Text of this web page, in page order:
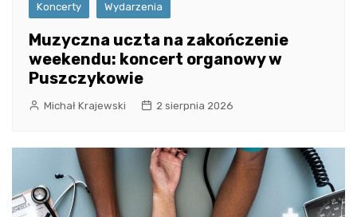
Koncerty Wydarzenia
Muzyczna uczta na zakończenie
weekendu: koncert organowy w
Puszczykowie
Michał Krajewski 2 sierpnia 2026